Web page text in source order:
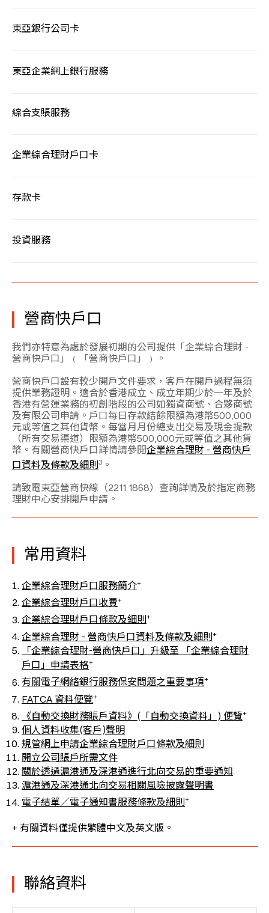
東亞銀行公司卡
東亞企業網上銀行服務
綜合支賬服務
企業綜合理財戶口卡
存款卡
投資服務
營商快戶口
我們亦特意為處於發展初期的公司提供「企業綜合理財 -
營商快戶口」﹙「營商快戶口」﹚。
營商快戶口設有較少開戶文件要求，客戶在開戶過程無須
提供業務證明。適合於香港成立、成立年期少於一年及於
香港有營運業務的初創階段的公司如獨資商號、合夥商號
及有限公司申請。戶口每日存款結餘限額為港幣500,000
元或等值之其他貨幣。每當月月份總支出交易及現金提款
（所有交易渠道）限額為港幣500,000元或等值之其他貨
幣。有關營商快戶口詳情請參閱企業綜合理財 - 營商快戶
口資料及條款及細則3 。
請致電東亞營商快線（2211 1868）查詢詳情及於指定商務
理財中心安排開戶申請。
常用資料
企業綜合理財戶口服務簡介+
企業綜合理財戶口收費+
企業綜合理財戶口條款及細則+
企業綜合理財 - 營商快戶口資料及條款及細則+
「企業綜合理財-營商快戶口」升級至 「企業綜合理財
戶口」申請表格+
有關電子網絡銀行服務保安問題之重要事項+
FATCA 資料便覽+
《自動交換財務賬戶資料》(「自動交換資料」) 便覽+
個人資料收集(客戶)聲明
規管網上申請企業綜合理財戶口條款及細則
開立公司賬戶所需文件
關於透過滬港通及深港通進行北向交易的重要通知
滬港通及深港通北向交易相關風險披露聲明書
電子結單／電子通知書服務條款及細則+
+ 有關資料僅提供繁體中文及英文版。
聯絡資料